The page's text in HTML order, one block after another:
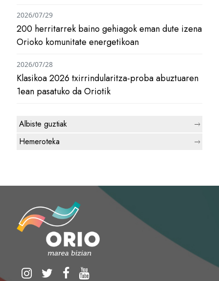
200 herritarrek baino gehiagok eman dute izena
Orioko komunitate energetikoan
2026/07/29
Klasikoa 2026 txirrindularitza-proba abuztuaren
1ean pasatuko da Oriotik
2026/07/28
Albiste guztiak
Hemeroteka